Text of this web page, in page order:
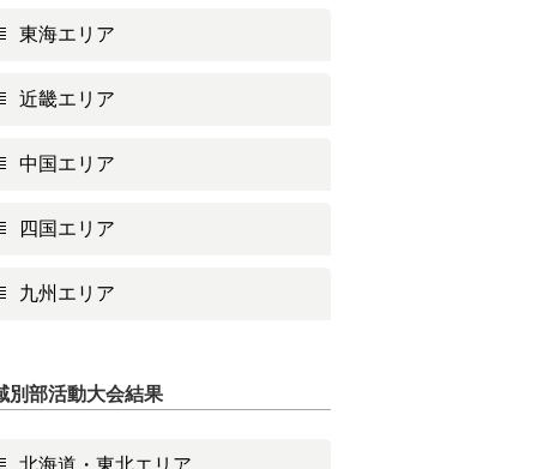
東海エリア
近畿エリア
中国エリア
四国エリア
九州エリア
別部活動大会結果
北海道・東北エリア